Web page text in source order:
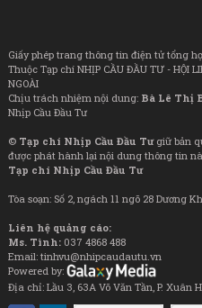
Giấy phép trang thông tin điện tử tổng
Thuộc Tạp chí NHỊP CẦU ĐẦU TƯ - HỘI
NGOÀI
Chịu trách nhiệm nội dung: Bà Lê Thị
Nhịp Cầu Đầu Tư
© Tạp chí Nhịp Cầu Đầu Tưgiữ bản
được phát hành lại nội dung thông tin
Tạp chí Nhịp Cầu Đầu Tư
Tòa soạn: Số 2, ngách 11 ngõ 28 Dương
Liên hệ quảng cáo:
Ms. Tình: 037 4868 488
Email: tinhvu@nhipcaudautu.vn
Powered by:
Địa chỉ: Lầu 3, 63A Võ Văn Tần, P. Xuân